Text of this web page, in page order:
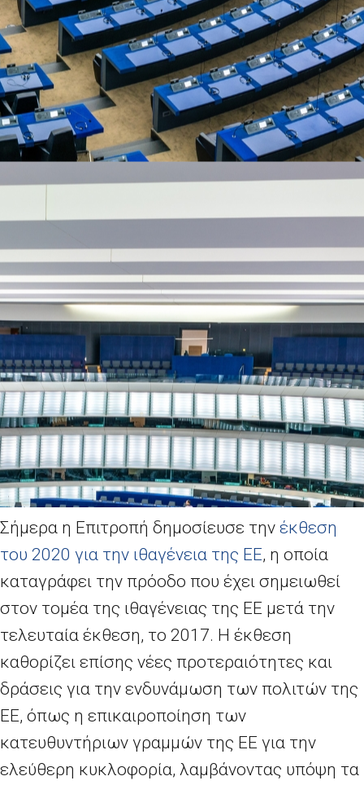
Σήμερα η Επιτροπή δημοσίευσε την έκθεση
του 2020 για την ιθαγένεια της ΕΕ, η οποία
καταγράφει την πρόοδο που έχει σημειωθεί
στον τομέα της ιθαγένειας της ΕΕ μετά την
τελευταία έκθεση, το 2017. Η έκθεση
καθορίζει επίσης νέες προτεραιότητες και
δράσεις για την ενδυνάμωση των πολιτών της
ΕΕ, όπως η επικαιροποίηση των
κατευθυντήριων γραμμών της ΕΕ για την
ελεύθερη κυκλοφορία, λαμβάνοντας υπόψη τα